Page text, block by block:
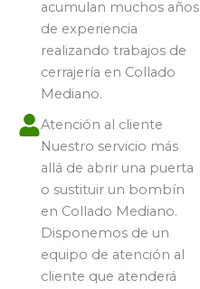
acumulan muchos años
de experiencia
realizando trabajos de
cerrajería en Collado
Mediano.
Atención al cliente
Nuestro servicio más
allá de abrir una puerta
o sustituir un bombín
en Collado Mediano.
Disponemos de un
equipo de atención al
cliente que atenderá